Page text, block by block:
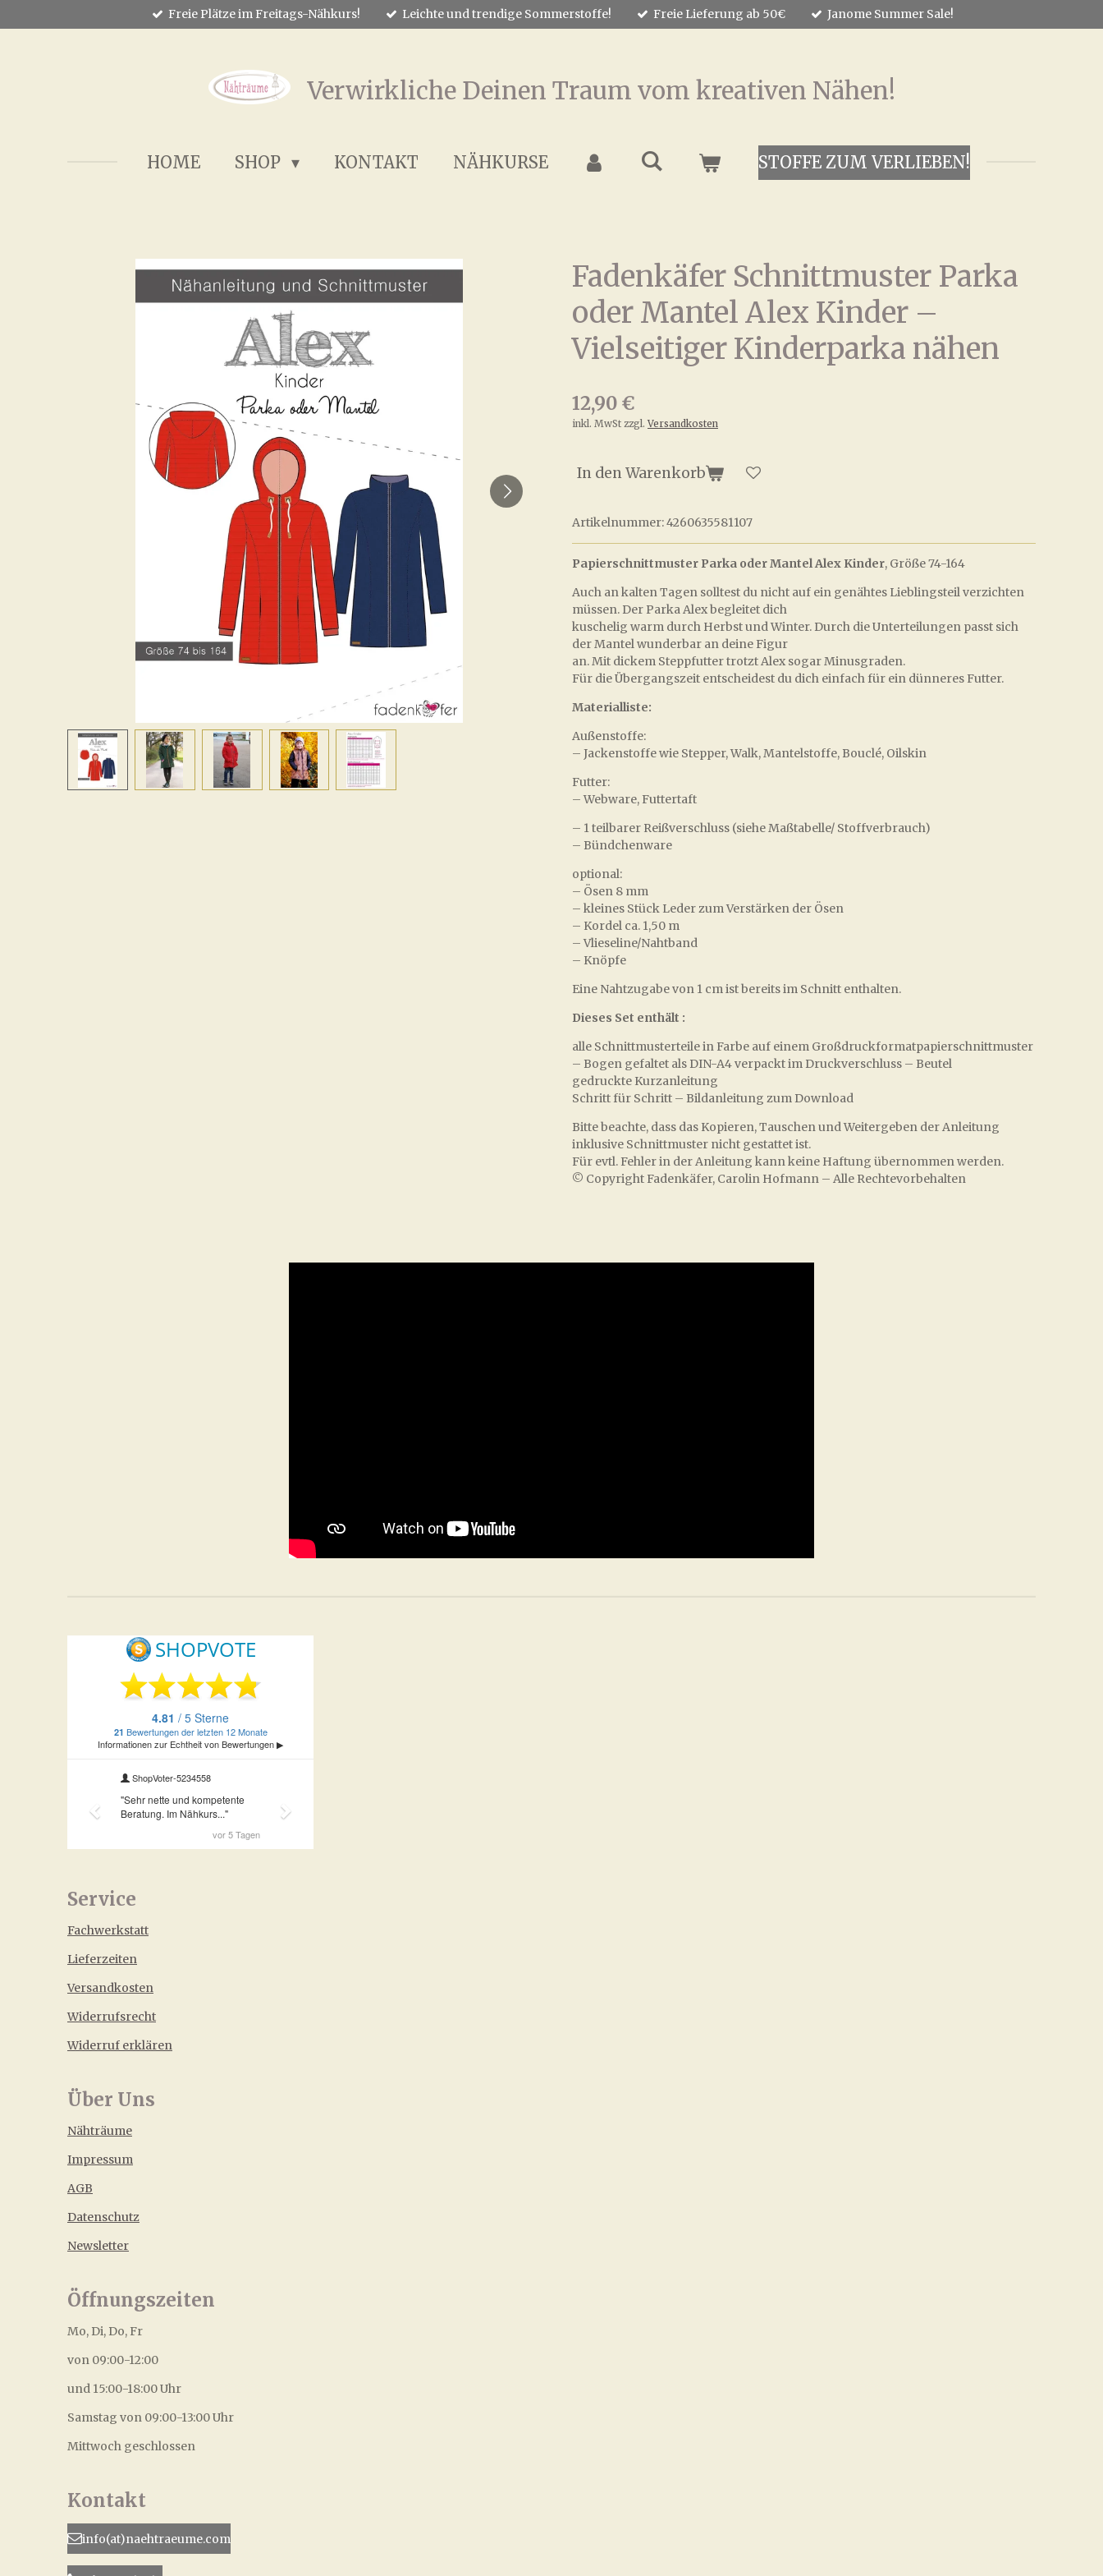
Hauptinhalt
Freie Plätze im Freitags-Nähkurs! Leichte und trendige Sommerstoffe! Freie Lieferung ab 50€ Janome Summer Sale!
Verwirkliche Deinen Traum vom kreativen Nähen!
HOME SHOP KONTAKT NÄHKURSE STOFFE ZUM VERLIEBEN!
Fadenkäfer Schnittmuster Parka
oder Mantel Alex Kinder –
Vielseitiger Kinderparka nähen
12,90 €
inkl. MwSt zzgl.Versandkosten
In den Warenkorb
Artikelnummer:4260635581107
Papierschnittmuster Parka oder Mantel Alex Kinder, Größe 74-164
Auch an kalten Tagen solltest du nicht auf ein genähtes Lieblingsteil verzichten
müssen. Der Parka Alex begleitet dich
kuschelig warm durch Herbst und Winter. Durch die Unterteilungen passt sich
der Mantel wunderbar an deine Figur
an. Mit dickem Steppfutter trotzt Alex sogar Minusgraden.
Für die Übergangszeit entscheidest du dich einfach für ein dünneres Futter.
Materialliste:
Außenstoffe:
– Jackenstoffe wie Stepper, Walk, Mantelstoffe, Bouclé, Oilskin
Futter:
– Webware, Futtertaft
– 1 teilbarer Reißverschluss (siehe Maßtabelle/ Stoffverbrauch)
– Bündchenware
optional:
– Ösen 8 mm
– kleines Stück Leder zum Verstärken der Ösen
– Kordel ca. 1,50 m
– Vlieseline/Nahtband
– Knöpfe
Eine Nahtzugabe von 1 cm ist bereits im Schnitt enthalten.
Dieses Set enthält :
alle Schnittmusterteile in Farbe auf einem Großdruckformatpapierschnittmuster
– Bogen gefaltet als DIN-A4 verpackt im Druckverschluss – Beutel
gedruckte Kurzanleitung
Schritt für Schritt – Bildanleitung zum Download
Bitte beachte, dass das Kopieren, Tauschen und Weitergeben der Anleitung
inklusive Schnittmuster nicht gestattet ist.
Für evtl. Fehler in der Anleitung kann keine Haftung übernommen werden.
© Copyright Fadenkäfer, Carolin Hofmann – Alle Rechtevorbehalten
Service
Fachwerkstatt
Lieferzeiten
Versandkosten
Widerrufsrecht
Widerruf erklären
Über Uns
Nähträume
Impressum
AGB
Datenschutz
Newsletter
Öffnungszeiten
Mo, Di, Do, Fr
von 09:00-12:00
und 15:00-18:00 Uhr
Samstag von 09:00-13:00 Uhr
Mittwoch geschlossen
Kontakt
info(at)naehtraeume.com